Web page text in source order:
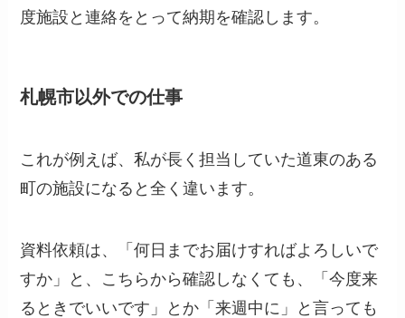
度施設と連絡をとって納期を確認します。
札幌市以外での仕事
これが例えば、私が長く担当していた道東のある
町の施設になると全く違います。
資料依頼は、「何日までお届けすればよろしいで
すか」と、こちらから確認しなくても、「今度来
るときでいいです」とか「来週中に」と言っても